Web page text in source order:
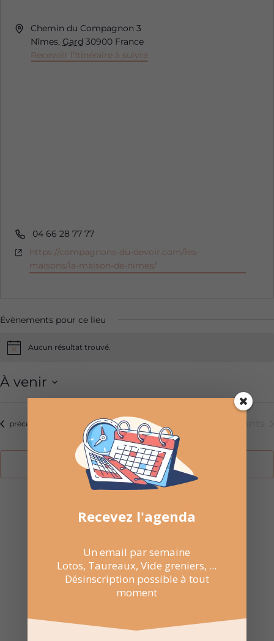
AdresseChemin du Compagnon 3
Nîmes, Gard 30900 France
Recevoir l’Itinéraire à suivre
Téléphone
04 66 28 77 77
Site
web
https://compagnons-du-devoir.com/les-
maisons/la-maison-de-nimes/
Évènements pour ce lieu
NoticeAucun résultat trouvé.
À venir
Sélectionnez
Évènements
précédents Aujourd’hui
S’abonner au calendrier
 NE RATEZ PAS
LES
PROCHAINES
Suivez lapage Facebook
Recevez l'agenda
Un email par semaine
Lotos, Taureaux, Vide greniers, ...
Désinscription possible à tout
moment